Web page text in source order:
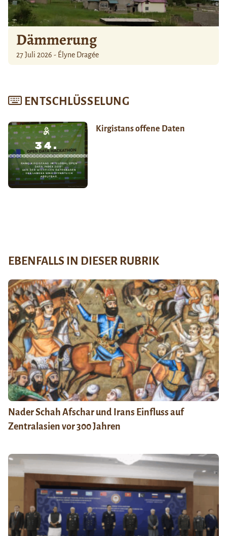
Dämmerung
27 Juli 2026 - Élyne Dragée
ENTSCHLÜSSELUNG
Kirgistans offene Daten
EBENFALLS IN DIESER RUBRIK
Nader Schah Afschar und Irans Einfluss auf
Zentralasien vor 300 Jahren